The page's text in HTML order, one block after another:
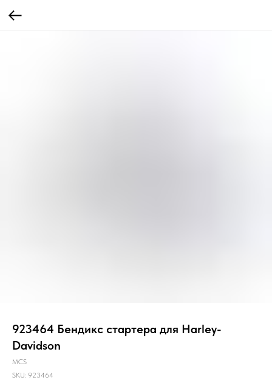
923464 Бендикс стартера для Harley-
Davidson
MCS
SKU: 923464